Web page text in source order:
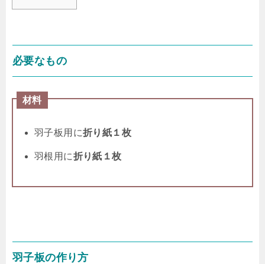
必要なもの
材料
羽子板用に折り紙１枚
羽根用に折り紙１枚
羽子板の作り方